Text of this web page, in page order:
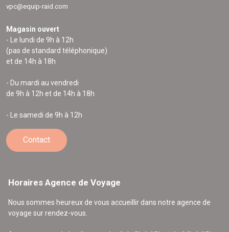
vpc@equip-raid.com
Magasin ouvert
- Le lundi de 9h à 12h
(pas de standard téléphonique)
et de 14h à 18h
- Du mardi au vendredi
de 9h à 12h et de 14h à 18h
- Le samedi de 9h à 12h
Contact
Horaires Agence de Voyage
Nous sommes heureux de vous accueillir dans notre agence de
voyage sur rendez-vous.